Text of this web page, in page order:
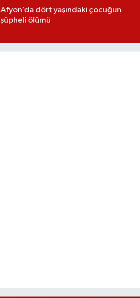
Afyon’da dört yaşındaki çocuğun
şüpheli ölümü